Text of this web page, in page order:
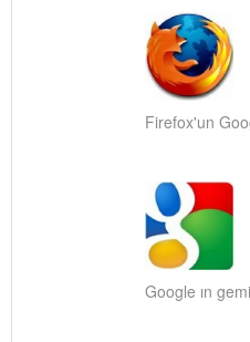
Firefox'un
Google ın